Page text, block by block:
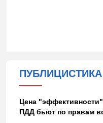
ПУБЛИЦИСТИКА
Цена
ПДД бьют по правам